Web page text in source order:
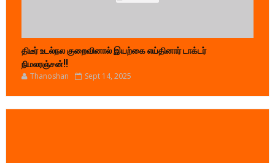
திடீர் உடல்நல குறைவினால் இயற்கை எய்தினார் டாக்டர்
நிமலரஞ்சன்!!
Thanoshan Sept 14, 2025